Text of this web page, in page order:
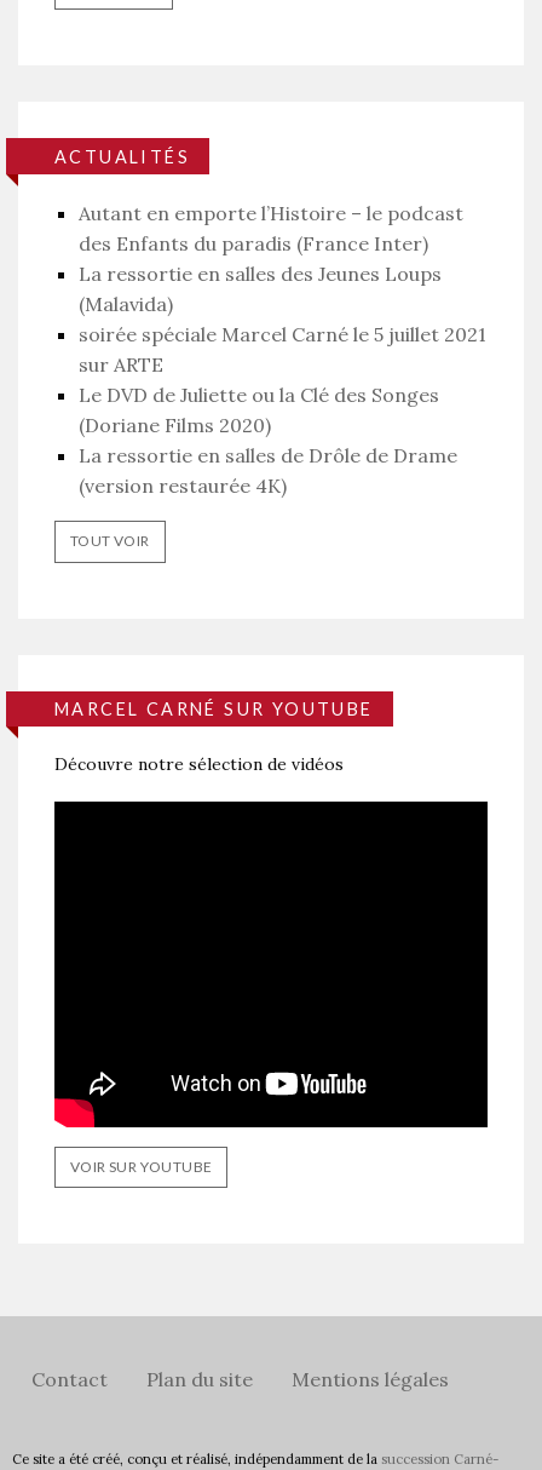
ACTUALITÉS
Autant en emporte l’Histoire – le podcast
des Enfants du paradis (France Inter)
La ressortie en salles des Jeunes Loups
(Malavida)
soirée spéciale Marcel Carné le 5 juillet 2021
sur ARTE
Le DVD de Juliette ou la Clé des Songes
(Doriane Films 2020)
La ressortie en salles de Drôle de Drame
(version restaurée 4K)
TOUT VOIR
MARCEL CARNÉ SUR YOUTUBE
Découvre notre sélection de vidéos
VOIR SUR YOUTUBE
Contact Plan du site Mentions légales
Ce site a été créé, conçu et réalisé, indépendamment de la succession Carné-